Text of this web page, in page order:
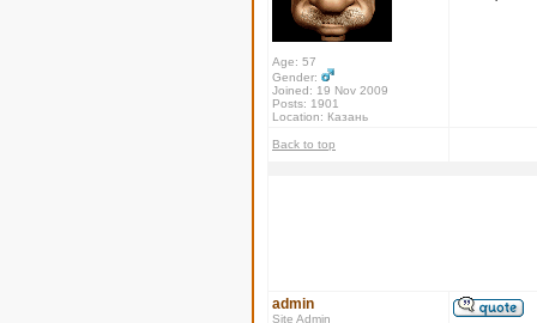
Age: 57
Gender:
Joined: 19 Nov 2009
Posts: 1901
Location: Казань
Back to top
admin
Site Admin